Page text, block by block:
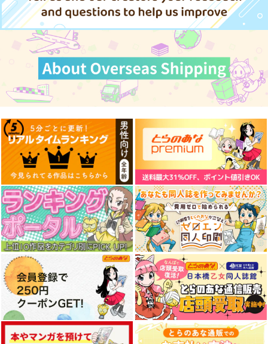
サンプル
作品詳細
サンプル
カート
サンプル
カート
サンプル
カート
しあわせ鳥見んぐ 1
芳文社
935円（税込）
サンプル
カート
今日の授業は恋愛で
す! 1
芳文社
935円（税込）
サンプル
カート
スロウスタート 9
芳文社
935円（税込）
サンプル
カート